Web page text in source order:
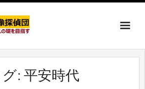
: 平安時代